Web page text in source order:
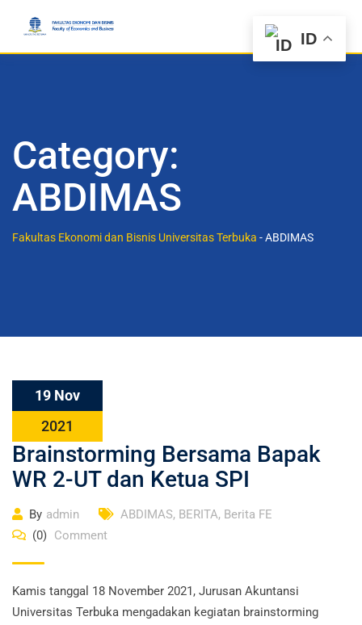
Category:
ABDIMAS
Fakultas Ekonomi dan Bisnis Universitas Terbuka -ABDIMAS
19 Nov
2021
Brainstorming Bersama Bapak
WR 2-UT dan Ketua SPI
By admin ABDIMAS, BERITA, Berita FE
(0) Comment
Kamis tanggal 18 November 2021, Jurusan Akuntansi
Universitas Terbuka mengadakan kegiatan brainstorming
ID